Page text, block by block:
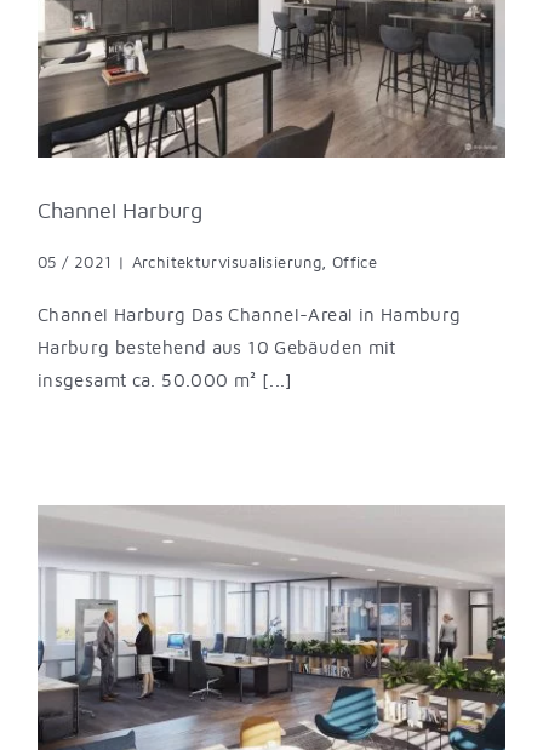
Channel Harburg
05 / 2021 | Architekturvisualisierung, Office
Channel Harburg Das Channel-Areal in Hamburg
Harburg bestehend aus 10 Gebäuden mit
insgesamt ca. 50.000 m² [...]